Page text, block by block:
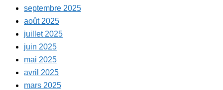
septembre 2025
août 2025
juillet 2025
juin 2025
mai 2025
avril 2025
mars 2025